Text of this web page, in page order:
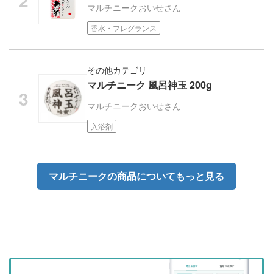
マルチニークおいせさん
香水・フレグランス
その他カテゴリ
マルチニーク 風呂神玉 200g
マルチニークおいせさん
入浴剤
マルチニークの商品についてもっと見る